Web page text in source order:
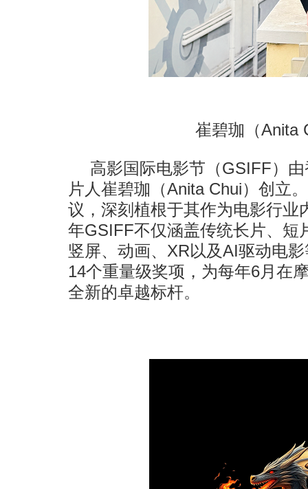
崔碧珈（Anita
高影国际电影节（GSIFF）
片人崔碧珈（Anita Chui）创立
议，深刻植根于其作为电影行业
年GSIFF不仅涵盖传统长片、短
竖屏、动画、XR以及AI驱动电
14个重量级奖项，为每年6月在
全新的卓越标杆。